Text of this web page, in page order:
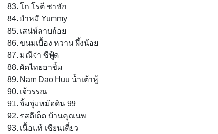
83. โก โรตี ชาชัก
84. ยำหมี Yummy
85. เสน่ห์ลาบก้อย
86. ขนมเบื้อง หวาน ผึ้งน้อย
87. มณีจ๋า ซีฟู้ด
88. ผัดไทยอาซิ้ม
89. Nam Dao Huu น้ำเต้าหู้
90. เจ้วรรณ
91. จิ้มจุ่มหม้อดิน 99
92. รสดีเด็ด บ้านคุณนพ
93. เนื้อแท้ เซียนเตี๋ยว